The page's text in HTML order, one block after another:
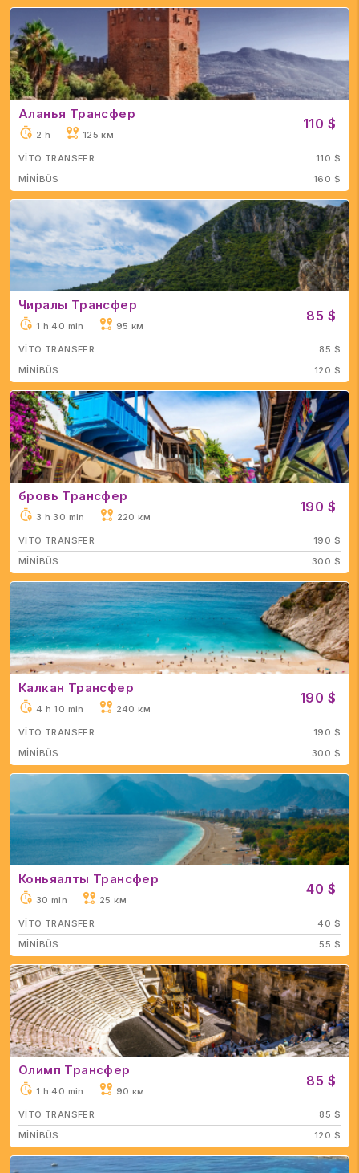
Аланья Трансфер
2 h 125 км
110 $
VİTO TRANSFER
110 $
MİNİBÜS
160 $
Чиралы Трансфер
1 h 40 min 95 км
85 $
VİTO TRANSFER
85 $
MİNİBÜS
120 $
бровь Трансфер
3 h 30 min 220 км
190 $
VİTO TRANSFER
190 $
MİNİBÜS
300 $
Калкан Трансфер
4 h 10 min 240 км
190 $
VİTO TRANSFER
190 $
MİNİBÜS
300 $
Коньяалты Трансфер
30 min 25 км
40 $
VİTO TRANSFER
40 $
MİNİBÜS
55 $
Олимп Трансфер
1 h 40 min 90 км
85 $
VİTO TRANSFER
85 $
MİNİBÜS
120 $